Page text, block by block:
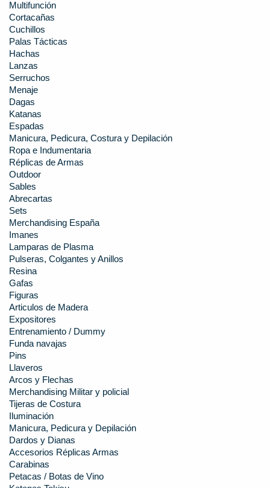
Multifunción
Cortacañas
Cuchillos
Palas Tácticas
Hachas
Lanzas
Serruchos
Menaje
Dagas
Katanas
Espadas
Manicura, Pedicura, Costura y Depilación
Ropa e Indumentaria
Réplicas de Armas
Outdoor
Sables
Abrecartas
Sets
Merchandising España
Imanes
Lamparas de Plasma
Pulseras, Colgantes y Anillos
Resina
Gafas
Figuras
Articulos de Madera
Expositores
Entrenamiento / Dummy
Funda navajas
Pins
Llaveros
Arcos y Flechas
Merchandising Militar y policial
Tijeras de Costura
Iluminación
Manicura, Pedicura y Depilación
Dardos y Dianas
Accesorios Réplicas Armas
Carabinas
Petacas / Botas de Vino